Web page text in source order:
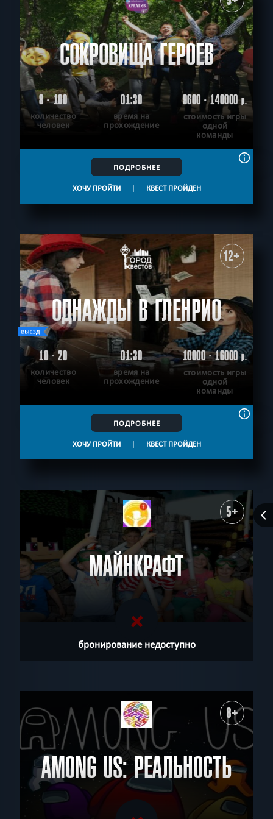
СОКРОВИЩА ГЕРОЕВ
8 - 100
количество
человек
01:30
время на
прохождение
9600 - 140000р.
стоимость игры
одной
команды
ПОДРОБНЕЕ
ХОЧУ ПРОЙТИ | КВЕСТ ПРОЙДЕН
12+
ОДНАЖДЫ В ГЛЕНРИО
10 - 20
количество
человек
01:30
время на
прохождение
10000 - 16000р.
стоимость игры
одной
команды
ПОДРОБНЕЕ
ХОЧУ ПРОЙТИ | КВЕСТ ПРОЙДЕН
5+
МАЙНКРАФТ
бронирование недоступно
8+
AMONG US: РЕАЛЬНОСТЬ